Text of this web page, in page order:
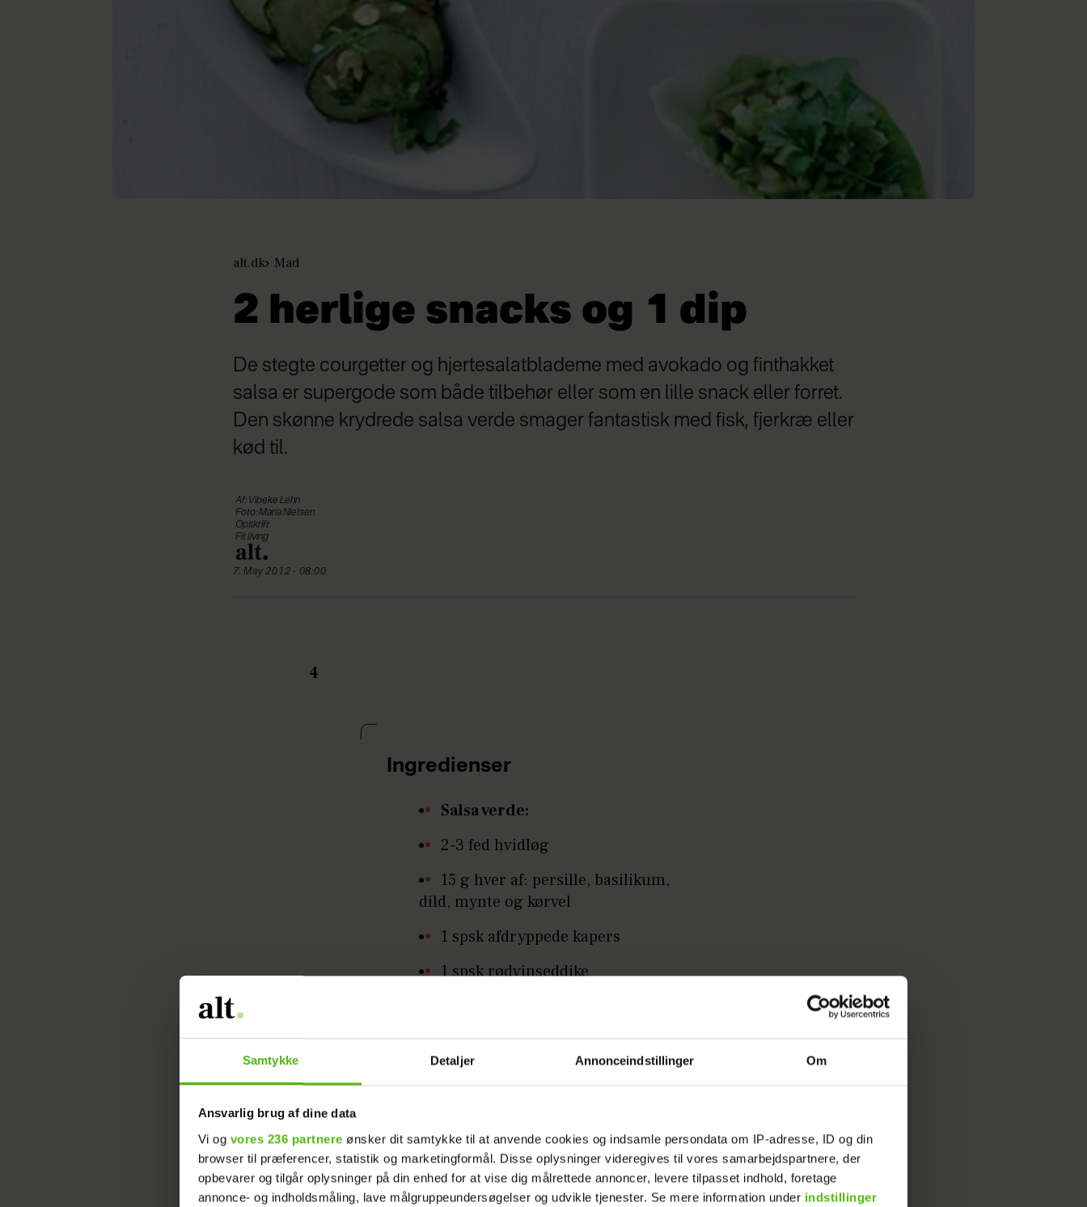
Samtykke Detaljer Annonceindstillinger Om
Ansvarlig brug af dine data
Vi og vores 236 partnere ønsker dit samtykke til at anvende cookies og indsamle persondata om IP-adresse, ID og din
browser til præferencer, statistik og marketingformål. Disse oplysninger videregives til vores samarbejdspartnere, der
opbevarer og tilgår oplysninger på din enhed for at vise dig målrettede annoncer, levere tilpasset indhold, foretage
annonce- og indholdsmåling, lave målgruppeundersøgelser og udvikle tjenester. Se mere information under indstillinger
alt.dk Mad
2 herlige snacks og 1 dip
De stegte courgetter og hjertesalatblademe med avokado og finthakket
salsa er supergode som både tilbehør eller som en lille snack eller forret.
Den skønne krydrede salsa verde smager fantastisk med fisk, fjerkræ eller
kød til.
Af: Vibeke Lehn
Foto: Maria Nielsen
Opskrift
Fit living
7. May 2012 - 08:00
4
Ingredienser
Salsa verde:
2-3 fed hvidløg
15 g hver af: persille, basilikum,
dild, mynte og kørvel
1 spsk afdryppede kapers
1 spsk rødvinseddike
1 knsp sukker
Salt, friskkværnet peber
Stegte courgetteskiver: